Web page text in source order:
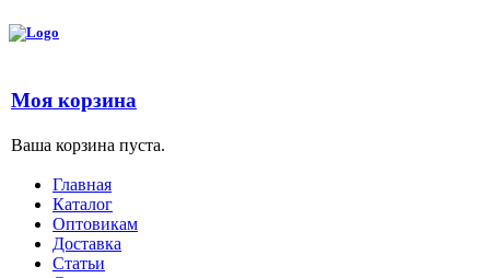
Моя корзина
Ваша корзина пуста.
Главная
Каталог
Оптовикам
Доставка
Статьи